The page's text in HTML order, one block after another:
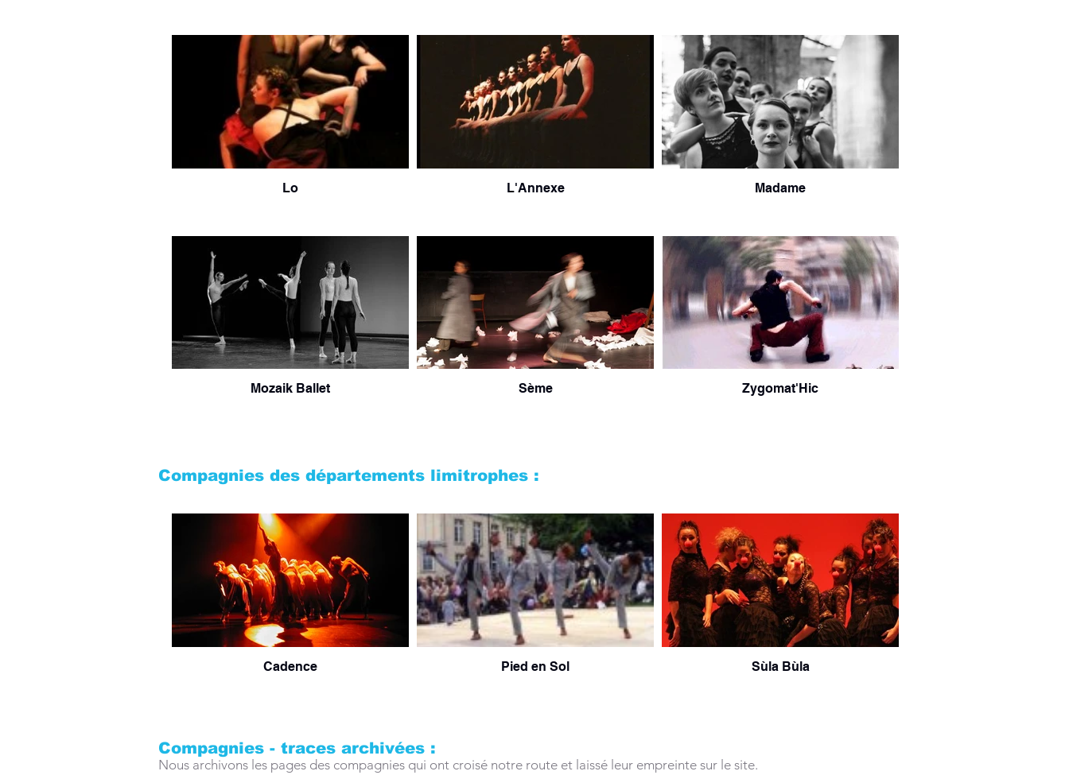
Lo L'Annexe Madame
Mozaik Ballet Sème Zygomat'Hic
Compagnies des départements limitrophes :
Cadence Pied en Sol Sùla Bùla
Compagnies - traces archivées :
Nous archivons les pages des compagnies qui ont croisé notre route et laissé leur empreinte sur le site.